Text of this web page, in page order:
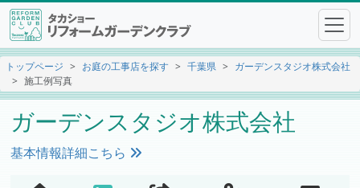
トップページ お庭の工事店を探す 千葉県
ガーデンスタジオ株式会社
施工例写真
ガーデンスタジオ株式会社
基本情報詳細こちら